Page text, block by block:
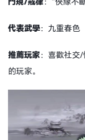
代表武學：九重春色
推薦玩家：喜歡社交
的玩家。